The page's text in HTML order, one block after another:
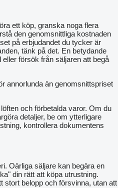
ett köp, granska noga flera
den genomsnittliga kostnaden
på erbjudandet du tycker är
tänk på det. En betydande
försök från säljaren att begå
annorlunda än genomsnittspriset
och förbetalda varor. Om du
detaljer, be om ytterligare
kontrollera dokumentens
Oärliga säljare kan begära en
din rätt att köpa utrustning.
stort belopp och försvinna, utan att